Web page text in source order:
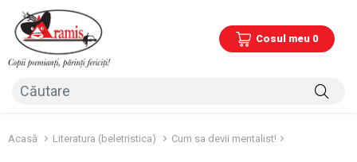
Cosul meu 0
Acasă Literatura (beletristica) Cum sa devii mentalist!